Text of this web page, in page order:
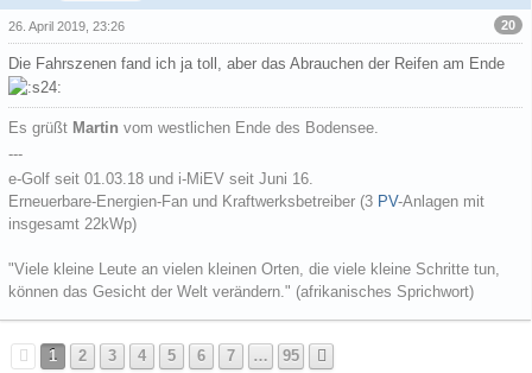
20
26. April 2019, 23:26
Die Fahrszenen fand ich ja toll, aber das Abrauchen der Reifen am Ende
Es grüßt Martin vom westlichen Ende des Bodensee.
---
e-Golf seit 01.03.18 und i-MiEV seit Juni 16.
Erneuerbare-Energien-Fan und Kraftwerksbetreiber (3 PV-Anlagen mit
insgesamt 22kWp)
"Viele kleine Leute an vielen kleinen Orten, die viele kleine Schritte tun,
können das Gesicht der Welt verändern." (afrikanisches Sprichwort)
1 2 3 4 5 6 7 … 95